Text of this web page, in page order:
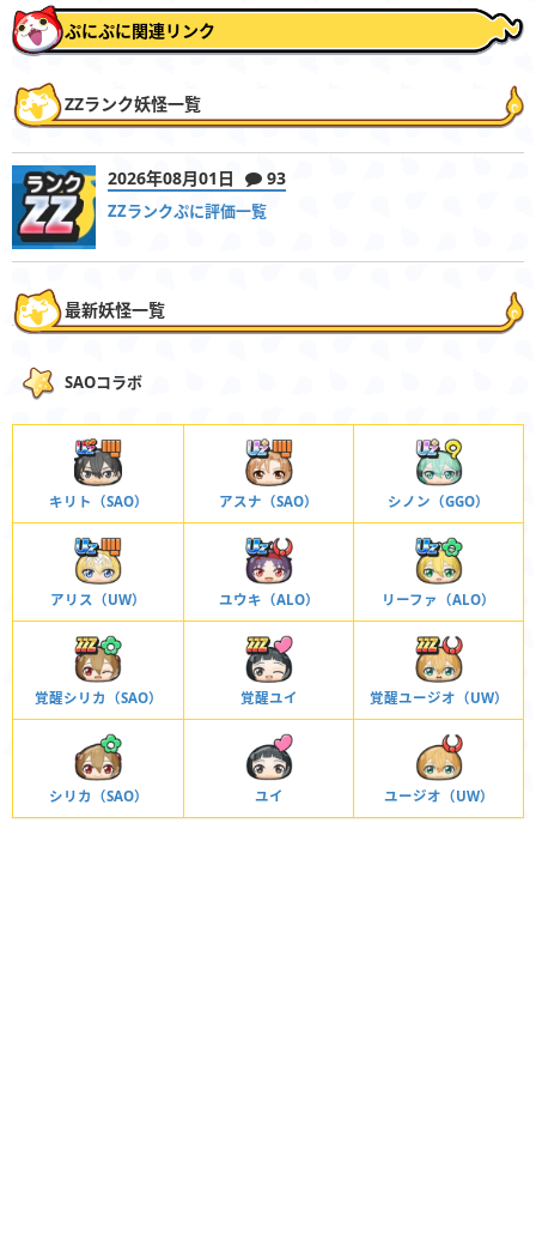
ぷにぷに関連リンク
ZZランク妖怪一覧
2026年08月01日 93
ZZランクぷに評価一覧
最新妖怪一覧
SAOコラボ
キリト（SAO） アスナ（SAO） シノン（GGO）
アリス（UW） ユウキ（ALO） リーファ（ALO）
覚醒シリカ（SAO） 覚醒ユイ 覚醒ユージオ（UW）
シリカ（SAO） ユイ ユージオ（UW）